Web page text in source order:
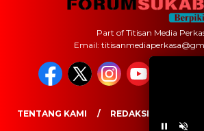
Part of Titisan Media
Email:
TENTANG KAMI REDAKSI